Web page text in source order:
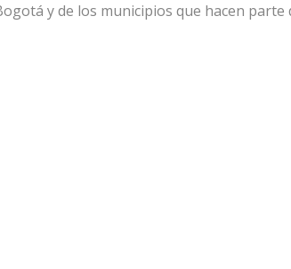
y de los municipios que hacen